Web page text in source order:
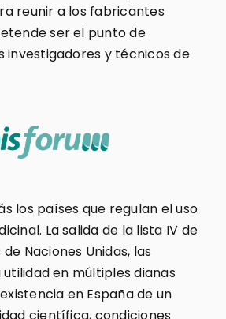
reunir a los fabricantes
ser el punto de
investigadores y técnicos de
los países que regulan el uso
La salida de la lista IV de
Naciones Unidas, las
utilidad en múltiples dianas
en España de un